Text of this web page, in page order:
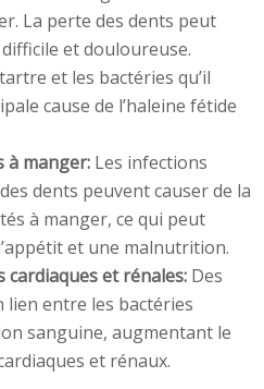
La perte des dents peut
et douloureuse.
et les bactéries qu’il
cause de l’haleine fétide
à manger: Les infections
dents peuvent causer de la
à manger, ce qui peut
et une malnutrition.
cardiaques et rénales: Des
entre les bactéries
sanguine, augmentant le
et rénaux.